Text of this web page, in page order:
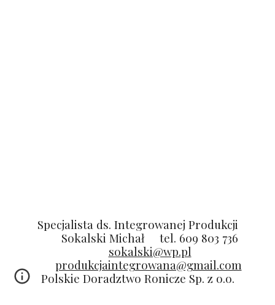
Specjalista ds. Integrowanej Produkcji
Sokalski Michał
tel. 609 803 736
sokalski@wp.pl
produkcjaintegrowana@gmail.com
Polskie Doradztwo Ronicze Sp. z o.o.